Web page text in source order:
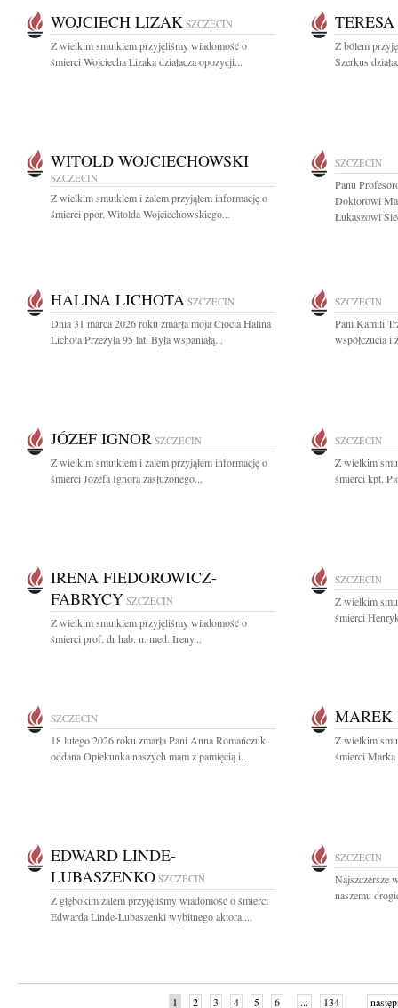
WOJCIECH LIZAK SZCZECIN
Z wielkim smutkiem przyjęliśmy wiadomość o
śmierci Wojciecha Lizaka działacza opozycji...
Z bólem
Szerkus
WITOLD WOJCIECHOWSKI
SZCZECIN
Z wielkim smutkiem i żalem przyjąłem informację o
śmierci ppor. Witolda Wojciechowskiego...
SZCZECIN
Panu
Doktorowi
Łukaszowi
HALINA LICHOTA SZCZECIN
Dnia 31 marca 2026 roku zmarła moja Ciocia Halina
Lichota Przeżyła 95 lat. Była wspaniałą...
SZCZECIN
Pani Kamili
współczucia i
JÓZEF IGNOR SZCZECIN
Z wielkim smutkiem i żalem przyjąłem informację o
śmierci Józefa Ignora zasłużonego...
SZCZECIN
Z wielkim
śmierci kpt.
IRENA FIEDOROWICZ-
FABRYCY SZCZECIN
Z wielkim smutkiem przyjęliśmy wiadomość o
śmierci prof. dr hab. n. med. Ireny...
SZCZECIN
Z wielkim
śmierci
SZCZECIN
18 lutego 2026 roku zmarła Pani Anna Romańczuk
oddana Opiekunka naszych mam z pamięcią i...
Z wielkim
śmierci Marka
EDWARD LINDE-
LUBASZENKO SZCZECIN
Z głębokim żalem przyjęliśmy wiadomość o śmierci
Edwarda Linde-Lubaszenki wybitnego aktora,...
SZCZECIN
Najszczersze
naszemu
1 2 3 4 5 6 ... 134